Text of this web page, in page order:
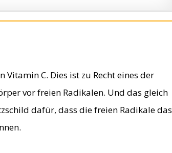
C. Dies ist zu Recht eines der
vor freien Radikalen. Und das gleich
dafür, dass die freien Radikale das